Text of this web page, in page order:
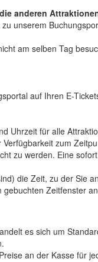
anderen
unserem
am selben Tag
auf Ihren E-
Uhrzeit für alle
zum
zu werden. Eine
die Zeit, zu der Sie
gebuchten Zeitfenster
es sich um
an der Kasse für